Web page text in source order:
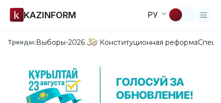
KAZINFORM РУ
Тренды:Выборы-2026 Конституционная реформа